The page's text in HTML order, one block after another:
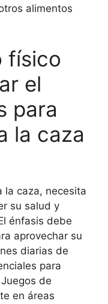
alimentos
físico
el
para
la caza
la caza, necesita
su salud y
énfasis debe
aprovechar su
diarias de
para
de
en áreas